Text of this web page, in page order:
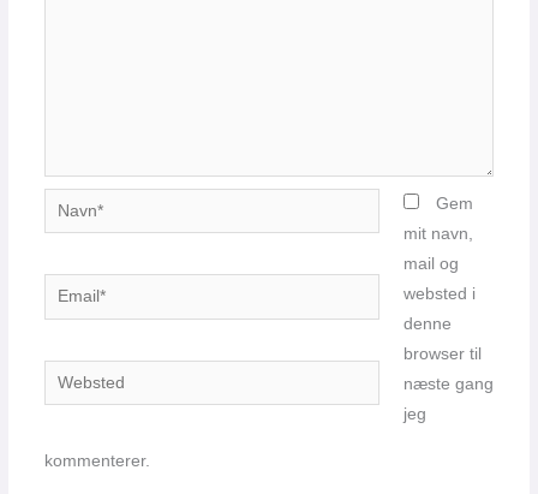
Navn*
Email*
Websted
Gem
mit navn,
mail og
websted i
denne
browser til
næste gang
jeg
kommenterer.